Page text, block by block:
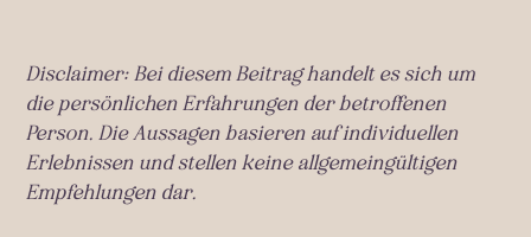
Disclaimer: Bei diesem Beitrag handelt es sich um
die persönlichen Erfahrungen der betroffenen
Person. Die Aussagen basieren auf individuellen
Erlebnissen und stellen keine allgemeingültigen
Empfehlungen dar.